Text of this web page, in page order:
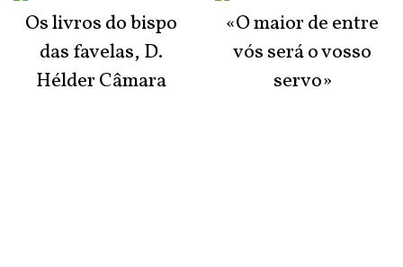
Os livros do bispo
das favelas, D.
Hélder Câmara
«O maior de entre
vós será o vosso
servo»